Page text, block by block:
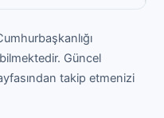
Güncel
takip etmenizi